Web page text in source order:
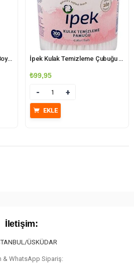
Koleston Kit 4/0 Kahve Saç Boyası İpek Kulak Temizleme Çubuğu 300’lü
₺99,95
Miktar
EKLE
İletişim:
ÜSKÜDAR
& WhatsApp Sipariş: